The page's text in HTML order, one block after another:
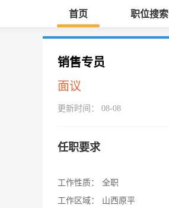
首页 职位搜索
销售专员
面议
更新时间： 08-08
任职要求
工作性质：
全职
工作区域：
山西原平